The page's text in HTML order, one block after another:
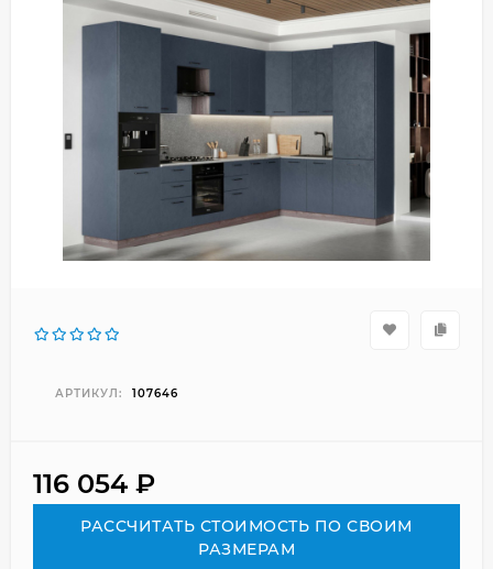
АРТИКУЛ: 107646
116 054 ₽
РАСCЧИТАТЬ СТОИМОСТЬ ПО СВОИМ
РАЗМЕРАМ